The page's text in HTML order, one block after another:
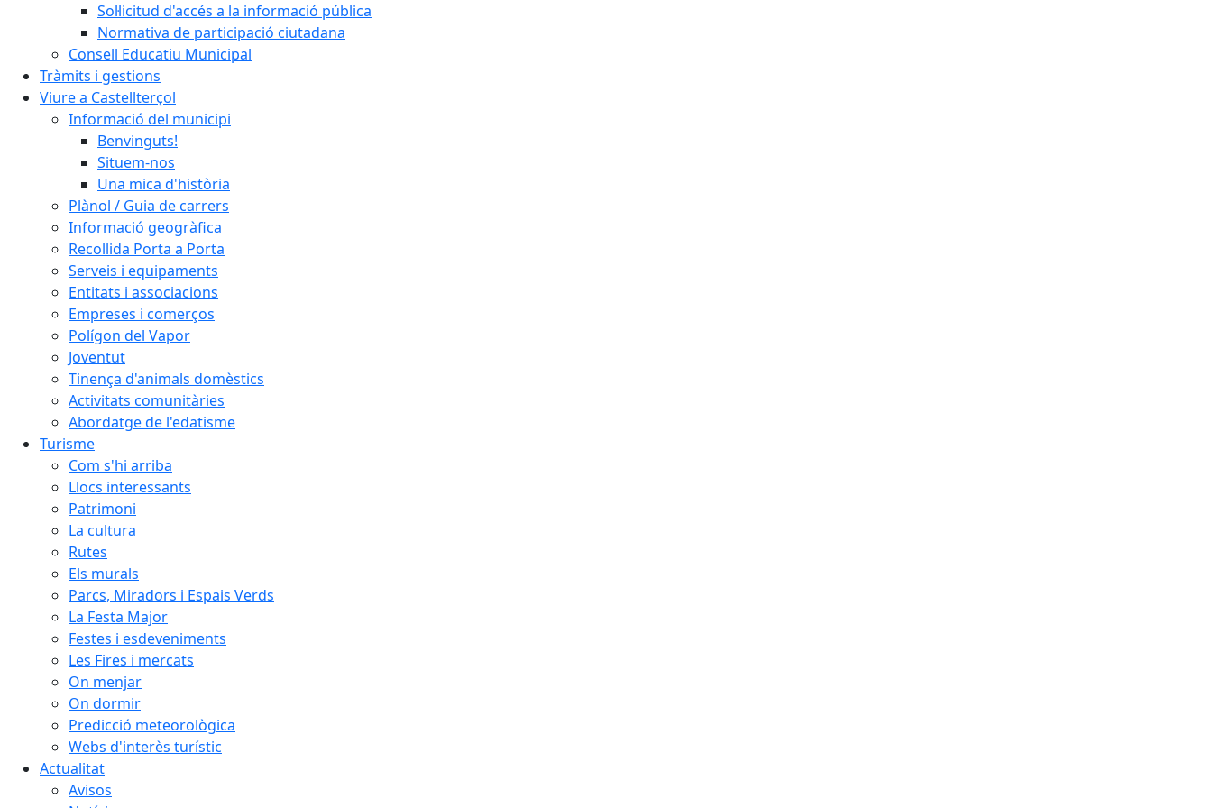
Sol·licitud d'accés a la informació pública
Normativa de participació ciutadana
Consell Educatiu Municipal
Tràmits i gestions
Viure a Castellterçol
Informació del municipi
Benvinguts!
Situem-nos
Una mica d'història
Plànol / Guia de carrers
Informació geogràfica
Recollida Porta a Porta
Serveis i equipaments
Entitats i associacions
Empreses i comerços
Polígon del Vapor
Joventut
Tinença d'animals domèstics
Activitats comunitàries
Abordatge de l'edatisme
Turisme
Com s'hi arriba
Llocs interessants
Patrimoni
La cultura
Rutes
Els murals
Parcs, Miradors i Espais Verds
La Festa Major
Festes i esdeveniments
Les Fires i mercats
On menjar
On dormir
Predicció meteorològica
Webs d'interès turístic
Actualitat
Avisos